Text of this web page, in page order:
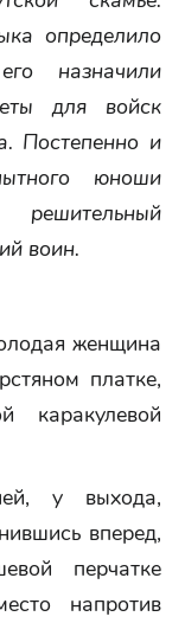
определило
назначили
для войск
Постепенно и
юноши
воин.
женщина
платке,
каракулевой
у выхода,
вперед,
перчатке
напротив